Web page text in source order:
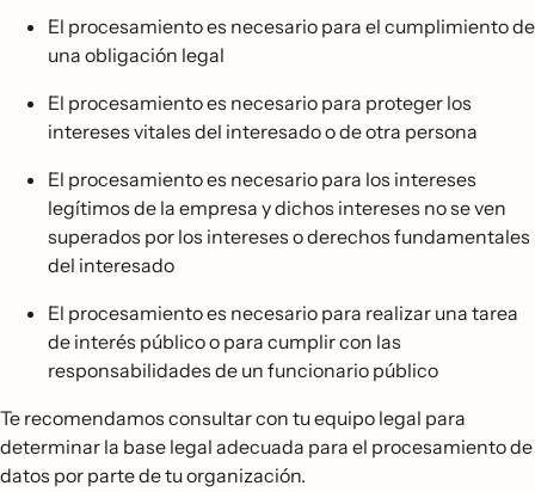
El procesamiento es necesario para el cumplimiento de
una obligación legal
El procesamiento es necesario para proteger los
intereses vitales del interesado o de otra persona
El procesamiento es necesario para los intereses
legítimos de la empresa y dichos intereses no se ven
superados por los intereses o derechos fundamentales
del interesado
El procesamiento es necesario para realizar una tarea
de interés público o para cumplir con las
responsabilidades de un funcionario público
Te recomendamos consultar con tu equipo legal para
determinar la base legal adecuada para el procesamiento de
datos por parte de tu organización.